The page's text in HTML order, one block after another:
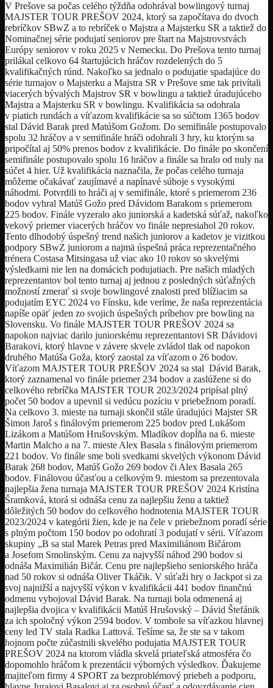
V Prešove sa počas celého týždňa odohrával bowlingový turnaj
MAJSTER TOUR PREŠOV 2024, ktorý sa započítava do dvoch
rebríčkov SBwZ a to rebríček o Majstra a Majsterku SR a taktiež do
Nominačnej série podujatí seniorov pre štart na Majstrovstvách
Európy seniorov v roku 2025 v Nemecku. Do Prešova tento turnaj
prilákal celkovo 64 štartujúcich hráčov rozdelených do 5
kvalifikačných rúnd. Nakoľko sa jednalo o podujatie spadajúce do
série turnajov o Majsterku a Majstra SR v Prešove sme tak privítali
viacerých bývalých Majstrov SR v bowlingu a taktiež úradujúceho
Majstra a Majsterku SR v bowlingu. Kvalifikácia sa odohrala
v piatich rundách a víťazom kvalifikácie sa so súčtom 1365 bodov
stal Dávid Barak pred Matúšom Gožom. Do semifinále postupovalo
spolu 32 hráčov a v semifinále hráči odohrali 3 hry, ku ktorým sa
pripočítal aj 50% prenos bodov z kvalifikácie. Do finále po skončení
semifinále postupovalo spolu 16 hráčov a finále sa hralo od nuly na
súčet 4 hier. Už kvalifikácia naznačila, že počas celého turnaja
môžeme očakávať zaujímavé a napínavé súboje s vysokými
náhodmi. Potvrdili to hráči aj v semifinále, ktoré s priemerom 236
bodov vyhral Matúš Gožo pred Dávidom Barakom s priemerom
225 bodov. Finále vyzeralo ako juniorská a kadetská súťaž, nakoľko
vekový priemer viacerých hráčov vo finále nepresiahol 20 rokov.
Tento dlhodobý úspešný trend našich juniorov a kadetov je vizitkou
podpory SBwZ juniorom a najmä úspešná práca reprezentačného
trénera Costasa Mitsingasa už viac ako 10 rokov so skvelými
výsledkami nie len na domácich podujatiach. Pre našich mladých
reprezentantov bol tento turnaj aj jednou z posledných súťažných
možností zmerať si svoje bowlingové znalosti pred blížiacim sa
podujatím EYC 2024 vo Fínsku, kde veríme, že naša reprezentácia
napíše opäť jeden zo svojich úspešných príbehov pre bowling na
Slovensku. Vo finále MAJSTER TOUR PREŠOV 2024 sa
napokon najviac darilo juniorskému reprezentantovi SR Dávidovi
Barakovi, ktorý hlavne v závere skvele zvládol tlak od napokon
druhého Matúša Goža, ktorý zaostal za víťazom o 26 bodov.
Víťazom MAJSTER TOUR PREŠOV 2024 sa stal Dávid Barak,
ktorý zaznamenal vo finále priemer 234 bodov a zaslúžene si do
celkového rebríčka MAJSTER TOUR 2023/2024 pripísal plný
počet 50 bodov a upevnil si vedúcu pozíciu v priebežnom poradí.
Na celkovo 3. mieste na turnaji skončil stále úradujúci Majster SR
Šimon Jaroš s finálovým priemerom 225 bodov pred Lukášom
Lizákom a Matúšom Hrušovským. Mladíkov dopĺňa na 6. mieste
Martin Malcho a na 7. mieste Alex Basala s finálovým priemerom
221 bodov. Vo finále sme boli svedkami skvelých výkonom Dávid
Barak 268 bodov, Matúš Gožo 269 bodov či Alex Basala 265
bodov. Finálovou účasťou a celkovým 9. miestom sa prezentovala
najlepšia žena turnaja MAJSTER TOUR PREŠOV 2024 Kristína
Šramková, ktorá si odnáša cenu za najlepšiu ženu a taktiež
dôležitých 50 bodov do celkového hodnotenia MAJSTER TOUR
2023/2024 v kategórii žien, kde je na čele v priebežnom poradí série
s plným počtom 150 bodov po odohratí 3 podujatí v sérii. Víťazom
skupiny „B sa stal Marek Petras pred Maximiliánom Bičárom
a Josefom Smolinským. Cenu za najvyšší náhod 290 bodov si
odnáša Maximilián Bičár. Cenu pre najlepšieho seniorského hráča
nad 50 rokov si odnáša Oliver Tkáčik. V súťaži hry o Jackpot si za
svoj najnižší a najvyšší výkon v kvalifikácii 441 bodov finančnú
odmenu vybojoval Dávid Barak. Na turnaji bola odmenená aj
najlepšia dvojica v kvalifikácii Matúš Hrušovský – Dávid Štefánik
za ich spoločný výkon 2594 bodov. V tombole sa víťazkou hlavnej
ceny led TV stala Radka Lattová. Tešíme sa, že ste sa v takom
hojnom počte zúčastnili skvelého podujatia MAJSTER TOUR
PREŠOV 2024 na ktorom vládla skvelá priateľská atmosféra čo
dopomohlo hráčom k prezentácii výborných výsledkov. Ďakujeme
majiteľom firmy 4 SPORT za bezproblémový priebeh a podporu,